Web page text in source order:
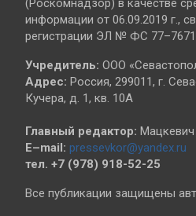
(Роскомнадзор) в качестве
информации от 06.09.2019 г.,
регистрации ЭЛ № ФС
Учредитель: ООО
Адрес: Россия, 299011, г.
Кучера, д. 1, кв. 10А
Главный редактор: Мацкевич
E–mail: pressevkor@yandex.ru
тел. +7 (978) 918-52-25
Все публикации защищены